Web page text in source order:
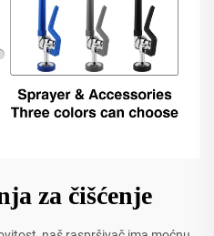
za čišćenje